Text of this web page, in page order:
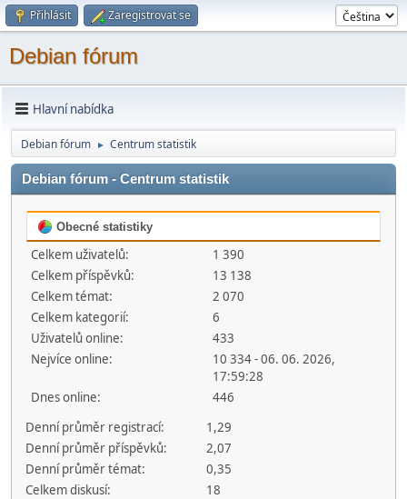
Přihlásit Zaregistrovat se
Debian fórum
Hlavní nabídka
Debian fórum ► Centrum statistik
Debian fórum - Centrum statistik
Obecné statistiky
Celkem uživatelů:
1 390
Celkem příspěvků:
13 138
Celkem témat:
2 070
Celkem kategorií:
6
Uživatelů online:
433
Nejvíce online:
10 334 - 06. 06. 2026,
17:59:28
Dnes online:
446
Denní průměr registrací:
1,29
Denní průměr příspěvků:
2,07
Denní průměr témat:
0,35
Celkem diskusí:
18